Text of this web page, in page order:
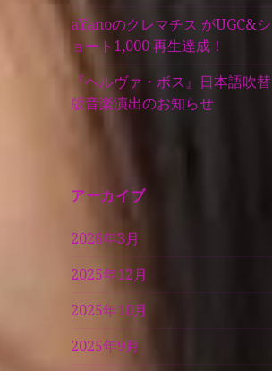
aYanoのクレマチス がUGC&シ
ョート1,000 再生達成！
『ヘルヴァ・ボス』日本語吹替
版音楽演出のお知らせ
アーカイブ
2026年3月
2025年12月
2025年10月
2025年9月